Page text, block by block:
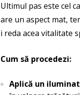
Ultimul pas este cel
are un aspect mat,
i reda acea vitalitate
Cum să procedezi:
Aplică un